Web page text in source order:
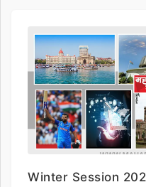
Winter Session